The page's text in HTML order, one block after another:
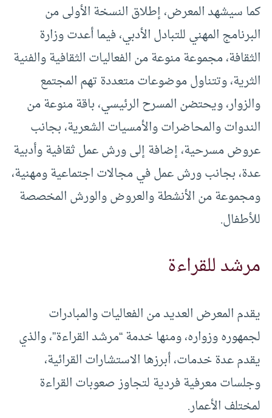
كما سيشهد المعرض، إطلاق النسخة الأولى من
البرنامج المهني للتبادل الأدبي، فيما أعدت وزارة
الثقافة، مجموعة منوعة من الفعاليات الثقافية والفنية
الثرية، وتتناول موضوعات متعددة تهم المجتمع
والزوار، ويحتضن المسرح الرئيسي، باقة منوعة من
الندوات والمحاضرات والأمسيات الشعرية، بجانب
عروض مسرحية، إضافة إلى ورش عمل ثقافية وأدبية
عدة، بجانب ورش عمل في مجالات اجتماعية ومهنية،
ومجموعة من الأنشطة والعروض والورش المخصصة
للأطفال.
مرشد للقراءة
يقدم المعرض العديد من الفعاليات والمبادرات
لجمهوره وزواره، ومنها خدمة “مرشد القراءة”، والذي
يقدم عدة خدمات، أبرزها الاستشارات القرائية،
وجلسات معرفية فردية لتجاوز صعوبات القراءة
لمختلف الأعمار.